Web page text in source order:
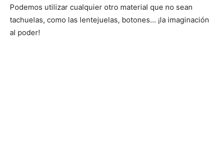
Podemos utilizar cualquier otro material que no sean
tachuelas, como las lentejuelas, botones… ¡la imaginación
al poder!